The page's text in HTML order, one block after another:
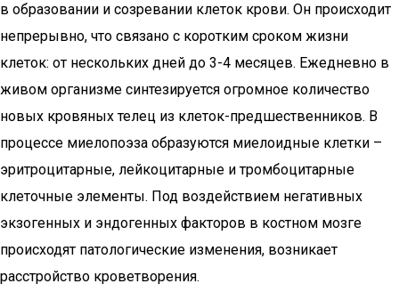
в образовании и созревании клеток крови. Он происходит
непрерывно, что связано с коротким сроком жизни
клеток: от нескольких дней до 3-4 месяцев. Ежедневно в
живом организме синтезируется огромное количество
новых кровяных телец из клеток-предшественников. В
процессе миелопоэза образуются миелоидные клетки –
эритроцитарные, лейкоцитарные и тромбоцитарные
клеточные элементы. Под воздействием негативных
экзогенных и эндогенных факторов в костном мозге
происходят патологические изменения, возникает
расстройство кроветворения.